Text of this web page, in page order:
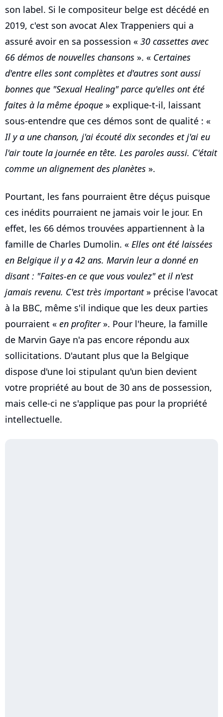
son label. Si le compositeur belge est décédé en
2019, c'est son avocat Alex Trappeniers qui a
assuré avoir en sa possession « 30 cassettes avec
66 démos de nouvelles chansons ». « Certaines
d'entre elles sont complètes et d'autres sont aussi
bonnes que "Sexual Healing" parce qu'elles ont été
faites à la même époque » explique-t-il, laissant
sous-entendre que ces démos sont de qualité : «
Il y a une chanson, j'ai écouté dix secondes et j'ai eu
l'air toute la journée en tête. Les paroles aussi. C'était
comme un alignement des planètes ».
Pourtant, les fans pourraient être déçus puisque
ces inédits pourraient ne jamais voir le jour. En
effet, les 66 démos trouvées appartiennent à la
famille de Charles Dumolin. « Elles ont été laissées
en Belgique il y a 42 ans. Marvin leur a donné en
disant : "Faites-en ce que vous voulez" et il n'est
jamais revenu. C'est très important» précise l'avocat
à la BBC, même s'il indique que les deux parties
pourraient « en profiter». Pour l'heure, la famille
de Marvin Gaye n'a pas encore répondu aux
sollicitations. D'autant plus que la Belgique
dispose d'une loi stipulant qu'un bien devient
votre propriété au bout de 30 ans de possession,
mais celle-ci ne s'applique pas pour la propriété
intellectuelle.